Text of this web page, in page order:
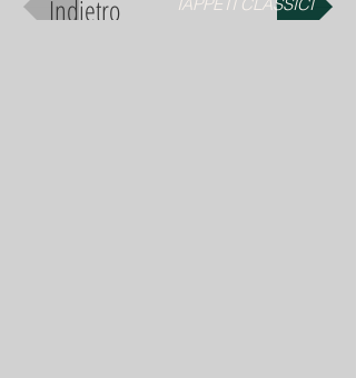
Indietro